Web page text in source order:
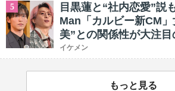
5
目黒蓮と“社内恋愛”
Man「カルビー新CM」
美”との関係性が大注目
イケメン
もっと見る